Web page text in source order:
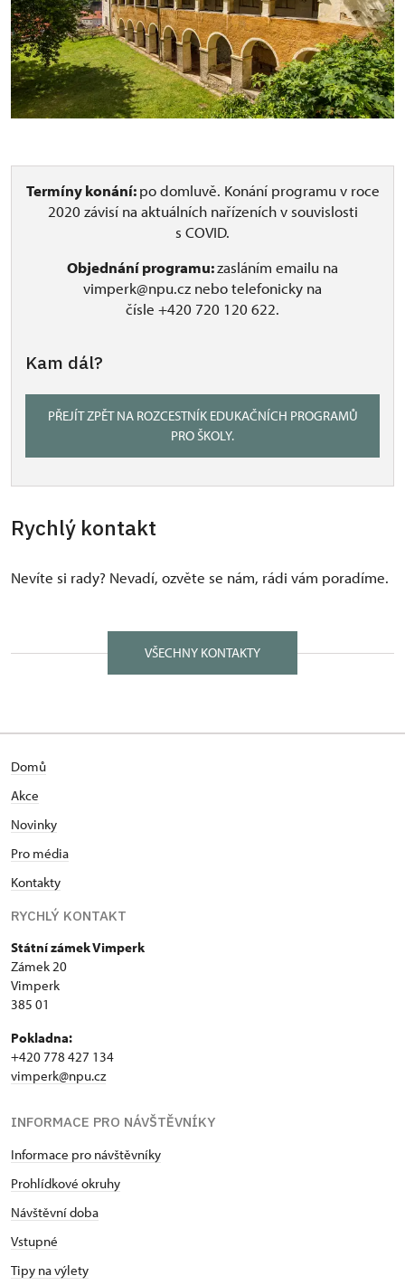
Termíny konání:po domluvě. Konání programu v roce
2020 závisí na aktuálních nařízeních v souvislosti
s COVID.
Objednání programu:zasláním emailu na
vimperk@npu.cz nebo telefonicky na
čísle +420 720 120 622.
Kam dál?
PŘEJÍT ZPĚT NA ROZCESTNÍK EDUKAČNÍCH PROGRAMŮ
PRO ŠKOLY.
Rychlý kontakt
Nevíte si rady? Nevadí, ozvěte se nám, rádi vám poradíme.
VŠECHNY KONTAKTY
Domů
Akce
Novinky
Pro média
Kontakty
RYCHLÝ KONTAKT
Státní zámek Vimperk
Zámek 20
Vimperk
385 01
Pokladna:
+420 778 427 134
vimperk@npu.cz
INFORMACE PRO NÁVŠTĚVNÍKY
Informace pro návštěvníky
Prohlídkové okruhy
Návštěvní doba
Vstupné
Tipy na výlety